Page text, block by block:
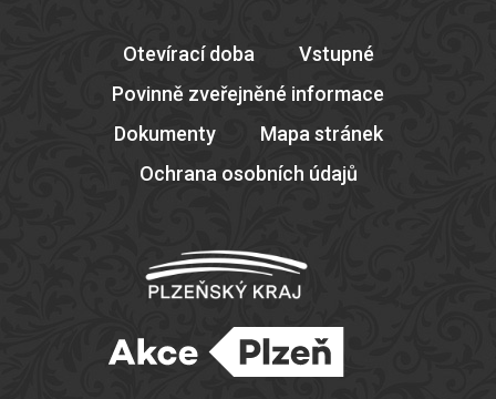
Otevírací doba
Vstupné
Povinně zveřejněné informace
Dokumenty
Mapa stránek
Ochrana osobních údajů